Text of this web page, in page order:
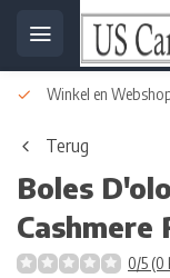
Winkel en
Terug
Boles
Cashmere
0/5 (0